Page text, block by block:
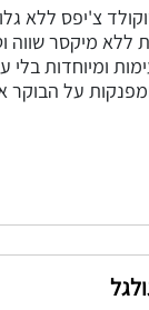
ללא מיקסר שווה
ומיוחדות בלי
על